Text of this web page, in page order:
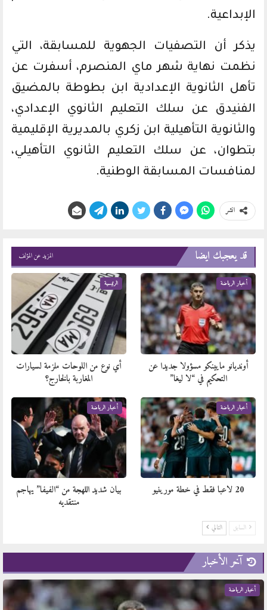
الإبداعية.
يذكر أن التصفيات الجهوية للمسابقة، التي
نظمت نهاية شهر ماي المنصرم، أسفرت عن
تأهل الثانوية الإعدادية ابن بطوطة بالمضيق
الفنيدق عن سلك التعليم الثانوي الإعدادي،
والثانوية التأهيلية ابن زكري بالمديرية الإقليمية
بتطوان، عن سلك التعليم الثانوي التأهيلي،
لمنافسات المسابقة الوطنية.
انشر
قد يعجبك ايضا المزيد عن المؤلف
أخبار الرياضة
أونديانو مايينكو مسؤولا جديدا عن
التحكيم في “لا ليغا”
الرئيسية
أي نوع من اللوحات ملزمة لسيارات
المغاربة بالخارج؟
أخبار الرياضة
20 لاعبا فقط في خطة مورينيو
أخبار الرياضة
بيان شديد اللهجة من “الفيفا” يهاجم
منتقديه
السابق التالي
آخر الأخبار
أخبار الرياضة